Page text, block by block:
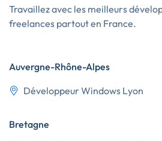
Travaillez avec les meilleurs
freelances partout en France.
Auvergne-Rhône-Alpes
Développeur Windows Lyon
Bretagne